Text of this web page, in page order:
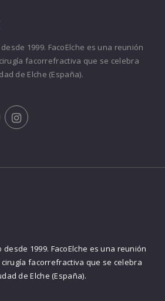
1999. FacoElche es una reunión
facorrefractiva que se celebra
de Elche (España).
1999. FacoElche es una reunión
facorrefractiva que se celebra
de Elche (España).